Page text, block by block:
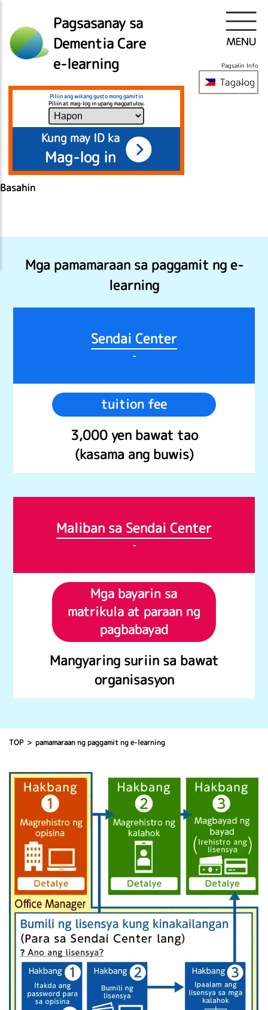
Pagsasanay sa
Dementia Care
e-learning
Piliin ang wikang gusto mong gamitin
Piliin at mag-log in upang magpatuloy.
Kung may ID ka
Mag-log in
Basahin
Pagsalin Info
Tagalog
Mga pamamaraan sa paggamit ng e-
learning
Sendai Center
-
tuition fee
3,000 yen bawat tao
(kasama ang buwis)
Maliban sa Sendai Center
-
Mga bayarin sa
matrikula at paraan ng
pagbabayad
Mangyaring suriin sa bawat
organisasyon
TOP pamamaraan ng paggamit ng e-learning
HAKBANG 1 Pagpaparehistro ng negosyo (business
(Ang mga sumusunod ay kinakailangan lamang para sa
HAKBANG 1: Magtakda ng password ng negosyo
HAKBANG 2 Bumili ng susi ng lisensya
HAKBANG 3: Ipaalam sa mga target na estudyante ang
HAKBANG 2 Magrehistro ng mga kalahok
HAKBANG 3 Bayaran ang bayad sa kurso (irehistro ang
HAKBANG 4 Simulan ang pagkuha ng kurso
HAKBANG 5 I-print ang iyong sertipiko ng pagkumpleto